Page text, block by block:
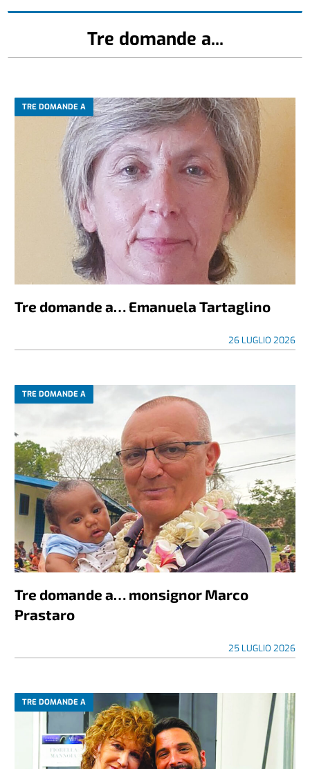
Tre domande a...
TRE DOMANDE A
Tre domande a… Emanuela Tartaglino
26 LUGLIO 2026
TRE DOMANDE A
Tre domande a… monsignor Marco
Prastaro
25 LUGLIO 2026
TRE DOMANDE A